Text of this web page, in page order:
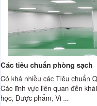
Các tiêu chuẩn phòng sạch
Có khá nhiều các Tiêu chuẩn
Các lĩnh vực liên quan đến
học, Dược phẩm, Vi ...